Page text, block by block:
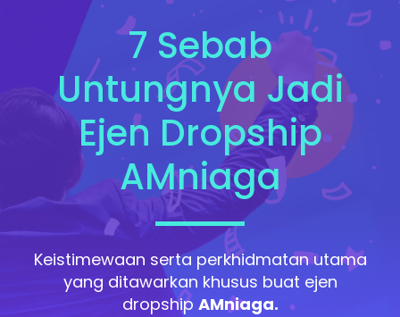
7 Sebab
Untungnya Jadi
Ejen Dropship
AMniaga
Keistimewaan serta perkhidmatan utama
yang ditawarkan khusus buat ejen
dropship AMniaga.